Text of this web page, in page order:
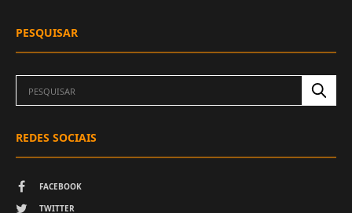
PESQUISAR
REDES SOCIAIS
FACEBOOK
TWITTER